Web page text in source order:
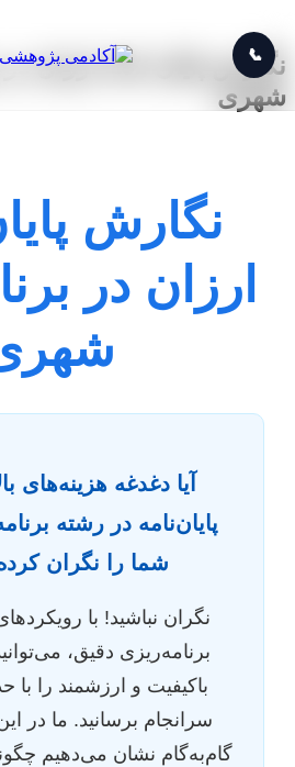
📞
نگارش پایان نامه ارزان در
شهری
نگارش
ارزان در
آیا دغدغه هزینه‌های
پایان‌نامه در رشته
شما را نگران
نگران نباشید! با
برنامه‌ریزی دقیق،
باکیفیت و ارزشمند را با
سرانجام برسانید. ما در
گام‌به‌گام نشان می‌دهیم